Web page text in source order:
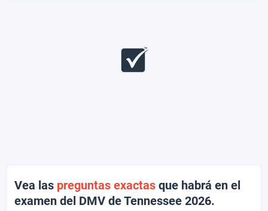
Vea las preguntas exactas que habrá en el
examen del DMV de Tennessee 2026.